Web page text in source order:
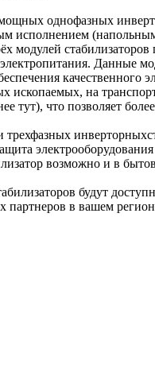
однофазных
исполнением
модулей
Данные
качественного
ископаемых, на
тут), что позволяет
возможно и в
будут
в вашем